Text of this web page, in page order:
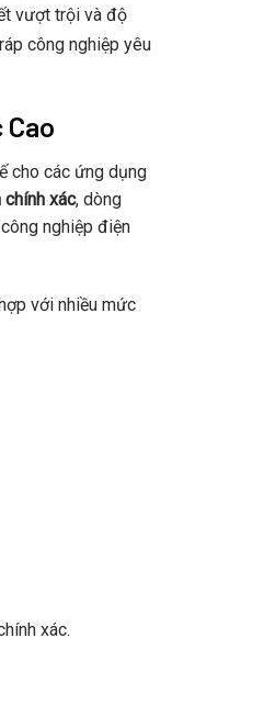
vượt trội và độ
công nghiệp yêu
cho các ứng dụng
chính xác, dòng
nghiệp điện
với nhiều mức
xác.